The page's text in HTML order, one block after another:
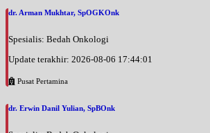
dr. Arman Mukhtar, SpOGKOnk
Spesialis: Bedah Onkologi
Update terakhir: 2026-08-06 17:44:01
Pusat Pertamina
dr. Erwin Danil Yulian, SpBOnk